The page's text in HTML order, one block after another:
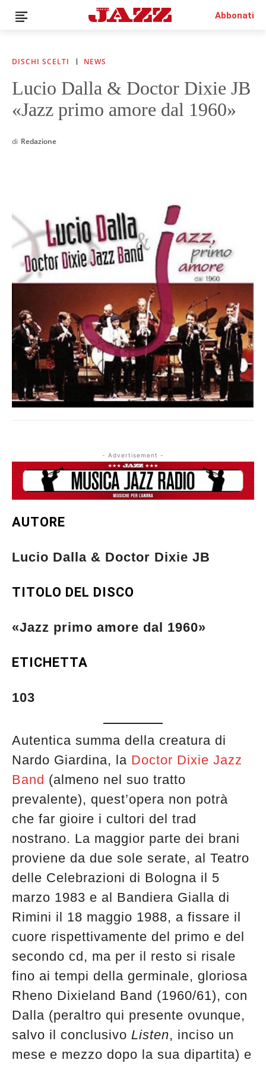
News
Interviste
Recensioni
Rubriche
Italiano
€0.00
Musica Jazz di luglio 2026 è in
edicola
Abbonati
DISCHI SCELTI NEWS
Lucio Dalla & Doctor Dixie JB
«Jazz primo amore dal 1960»
di Redazione
- Advertisement -
AUTORE
Lucio Dalla & Doctor Dixie JB
TITOLO DEL DISCO
«Jazz primo amore dal 1960»
ETICHETTA
103
Autentica summa della creatura di
Nardo Giardina, la Doctor Dixie Jazz
Band (almeno nel suo tratto
prevalente), quest’opera non potrà
che far gioire i cultori del trad
nostrano. La maggior parte dei brani
proviene da due sole serate, al Teatro
delle Celebrazioni di Bologna il 5
marzo 1983 e al Bandiera Gialla di
Rimini il 18 maggio 1988, a fissare il
cuore rispettivamente del primo e del
secondo cd, ma per il resto si risale
fino ai tempi della germinale, gloriosa
Rheno Dixieland Band (1960/61), con
Dalla (peraltro qui presente ovunque,
salvo il conclusivo Listen, inciso un
mese e mezzo dopo la sua dipartita) e